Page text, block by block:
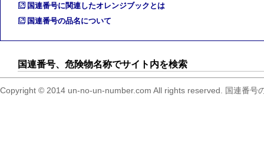
国連番号に関連したオレンジブックとは
国連番号の品名について
国連番号、危険物名称でサイト内を検索
Copyright © 2014 un-no-un-number.com All rights reserved. 国連番号